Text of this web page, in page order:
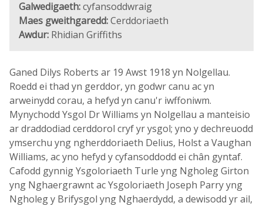
Galwedigaeth:cyfansoddwraig
Maes gweithgaredd:Cerddoriaeth
Awdur: Rhidian Griffiths
Ganed Dilys Roberts ar 19 Awst 1918 yn Nolgellau.
Roedd ei thad yn gerddor, yn godwr canu ac yn
arweinydd corau, a hefyd yn canu'r iwffoniwm.
Mynychodd Ysgol Dr Williams yn Nolgellau a manteisio
ar draddodiad cerddorol cryf yr ysgol; yno y dechreuodd
ymserchu yng ngherddoriaeth Delius, Holst a Vaughan
Williams, ac yno hefyd y cyfansoddodd ei chân gyntaf.
Cafodd gynnig Ysgoloriaeth Turle yng Ngholeg Girton
yng Nghaergrawnt ac Ysgoloriaeth Joseph Parry yng
Ngholeg y Brifysgol yng Nghaerdydd, a dewisodd yr ail,